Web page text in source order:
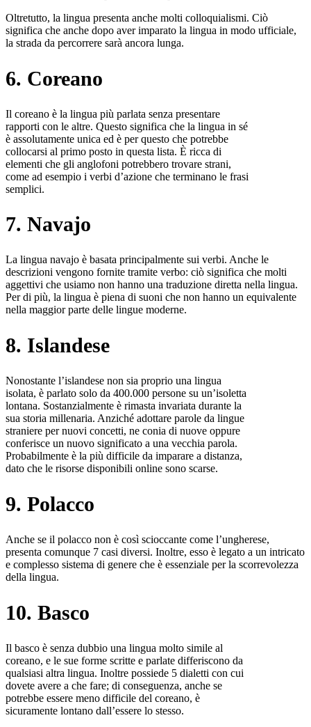
Oltretutto, la lingua presenta anche molti colloquialismi. Ciò
significa che anche dopo aver imparato la lingua in modo ufficiale,
la strada da percorrere sarà ancora lunga.
6. Coreano
Il coreano è la lingua più parlata senza presentare
rapporti con le altre. Questo significa che la lingua in sé
è assolutamente unica ed è per questo che potrebbe
collocarsi al primo posto in questa lista. È ricca di
elementi che gli anglofoni potrebbero trovare strani,
come ad esempio i verbi d’azione che terminano le frasi
semplici.
7. Navajo
La lingua navajo è basata principalmente sui verbi. Anche le
descrizioni vengono fornite tramite verbo: ciò significa che molti
aggettivi che usiamo non hanno una traduzione diretta nella lingua.
Per di più, la lingua è piena di suoni che non hanno un equivalente
nella maggior parte delle lingue moderne.
8. Islandese
Nonostante l’islandese non sia proprio una lingua
isolata, è parlato solo da 400.000 persone su un’isoletta
lontana. Sostanzialmente è rimasta invariata durante la
sua storia millenaria. Anziché adottare parole da lingue
straniere per nuovi concetti, ne conia di nuove oppure
conferisce un nuovo significato a una vecchia parola.
Probabilmente è la più difficile da imparare a distanza,
dato che le risorse disponibili online sono scarse.
9. Polacco
Anche se il polacco non è così scioccante come l’ungherese,
presenta comunque 7 casi diversi. Inoltre, esso è legato a un intricato
e complesso sistema di genere che è essenziale per la scorrevolezza
della lingua.
10. Basco
Il basco è senza dubbio una lingua molto simile al
coreano, e le sue forme scritte e parlate differiscono da
qualsiasi altra lingua. Inoltre possiede 5 dialetti con cui
dovete avere a che fare; di conseguenza, anche se
potrebbe essere meno difficile del coreano, è
sicuramente lontano dall’essere lo stesso.